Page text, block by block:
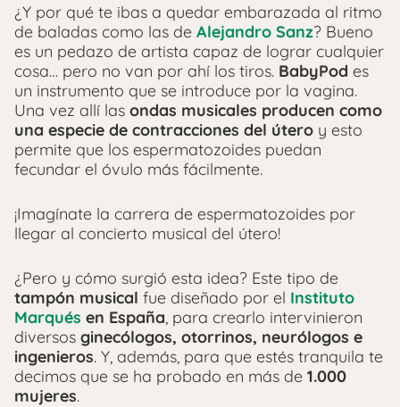
¿Y por qué te ibas a quedar embarazada al ritmo
de baladas como las de Alejandro Sanz? Bueno
es un pedazo de artista capaz de lograr cualquier
cosa… pero no van por ahí los tiros. BabyPod es
un instrumento que se introduce por la vagina.
Una vez allí las ondas musicales producen como
una especie de contracciones del útero y esto
permite que los espermatozoides puedan
fecundar el óvulo más fácilmente.
¡Imagínate la carrera de espermatozoides por
llegar al concierto musical del útero!
¿Pero y cómo surgió esta idea? Este tipo de
tampón musical fue diseñado por el Instituto
Marqués en España, para crearlo intervinieron
diversos ginecólogos, otorrinos, neurólogos e
ingenieros. Y, además, para que estés tranquila te
decimos que se ha probado en más de 1.000
mujeres.